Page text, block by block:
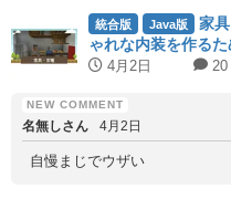
統合版 Java版
家
ゃれな内装を作る
4月2日 20
名無しさん 4月2日
自慢まじでウザい